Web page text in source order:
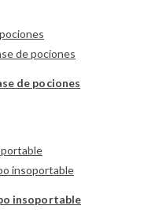
de pociones
insoportable